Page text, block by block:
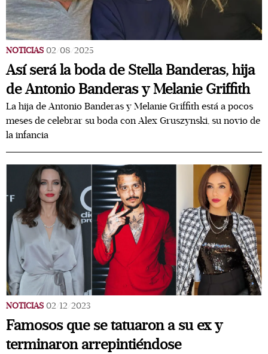
NOTICIAS 02/08/2025
Así será la boda de Stella Banderas, hija
de Antonio Banderas y Melanie Griffith
La hija de Antonio Banderas y Melanie Griffith está a pocos
meses de celebrar su boda con Alex Gruszynski, su novio de
la infancia
NOTICIAS 02/12/2023
Famosos que se tatuaron a su ex y
terminaron arrepintiéndose